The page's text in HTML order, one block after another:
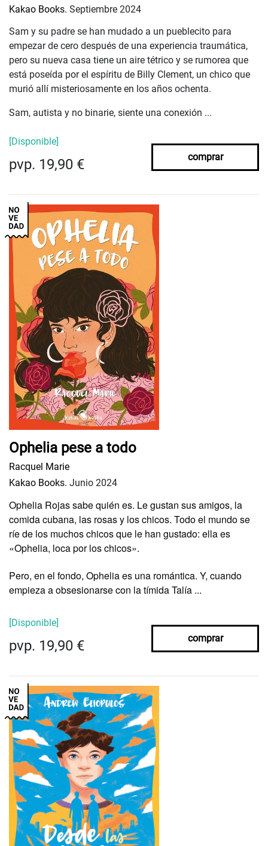
Kakao Books. Septiembre 2024
Sam y su padre se han mudado a un pueblecito para
empezar de cero después de una experiencia traumática,
pero su nueva casa tiene un aire tétrico y se rumorea que
está poseída por el espíritu de Billy Clement, un chico que
murió allí misteriosamente en los años ochenta.
Sam, autista y no binarie, siente una conexión ...
[Disponible]
pvp. 19,90 € comprar
Ophelia pese a todo
Racquel Marie
Kakao Books. Junio 2024
Ophelia Rojassabe quién es. Le gustan sus amigos, la
comida cubana, las rosas y los chicos. Todo el mundo se
ríe de los muchos chicosque le han gustado: ella es
«Ophelia, loca por los chicos».
Pero, en el fondo, Ophelia es una romántica. Y, cuando
empieza a obsesionarse con la tímidaTalía ...
[Disponible]
pvp. 19,90 € comprar